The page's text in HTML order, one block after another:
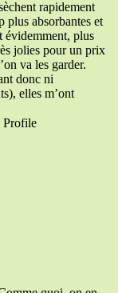
rapidement
plus absorbantes et
évidemment, plus
jolies pour un prix
va les garder.
donc ni
elles m’ont